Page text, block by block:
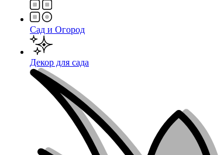
Сад и Огород
Декор для сада